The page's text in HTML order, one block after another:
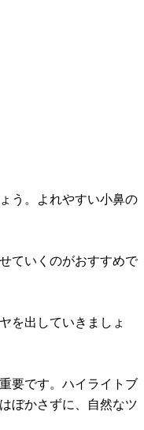
う。よれやすい小鼻の
ていくのがおすすめで
を出していきましょ
要です。ハイライトブ
ぼかさずに、自然なツ